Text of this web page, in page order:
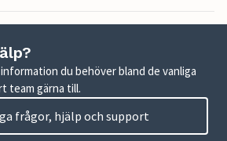
du behöver bland de vanliga
team gärna till.
frågor, hjälp och support